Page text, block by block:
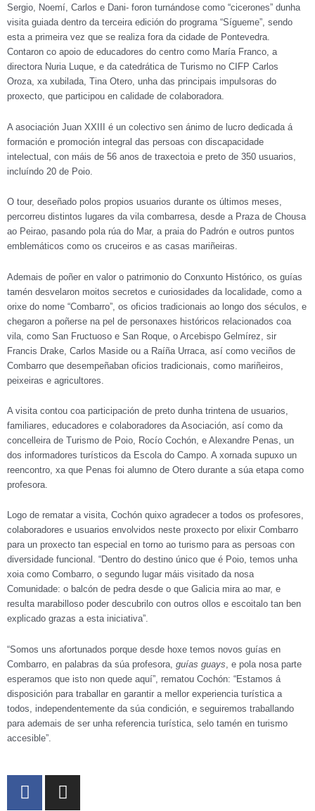
Sergio, Noemí, Carlos e Dani- foron turnándose como “cicerones” dunha
visita guiada dentro da terceira edición do programa “Sígueme”, sendo
esta a primeira vez que se realiza fora da cidade de Pontevedra.
Contaron co apoio de educadores do centro como María Franco, a
directora Nuria Luque, e da catedrática de Turismo no CIFP Carlos
Oroza, xa xubilada, Tina Otero, unha das principais impulsoras do
proxecto, que participou en calidade de colaboradora.
A asociación Juan XXIII é un colectivo sen ánimo de lucro dedicada á
formación e promoción integral das persoas con discapacidade
intelectual, con máis de 56 anos de traxectoia e preto de 350 usuarios,
incluíndo 20 de Poio.
O tour, deseñado polos propios usuarios durante os últimos meses,
percorreu distintos lugares da vila combarresa, desde a Praza de Chousa
ao Peirao, pasando pola rúa do Mar, a praia do Padrón e outros puntos
emblemáticos como os cruceiros e as casas mariñeiras.
Ademais de poñer en valor o patrimonio do Conxunto Histórico, os guías
tamén desvelaron moitos secretos e curiosidades da localidade, como a
orixe do nome “Combarro”, os oficios tradicionais ao longo dos séculos, e
chegaron a poñerse na pel de personaxes históricos relacionados coa
vila, como San Fructuoso e San Roque, o Arcebispo Gelmírez, sir
Francis Drake, Carlos Maside ou a Raíña Urraca, así como veciños de
Combarro que desempeñaban oficios tradicionais, como mariñeiros,
peixeiras e agricultores.
A visita contou coa participación de preto dunha trintena de usuarios,
familiares, educadores e colaboradores da Asociación, así como da
concelleira de Turismo de Poio, Rocío Cochón, e Alexandre Penas, un
dos informadores turísticos da Escola do Campo. A xornada supuxo un
reencontro, xa que Penas foi alumno de Otero durante a súa etapa como
profesora.
Logo de rematar a visita, Cochón quixo agradecer a todos os profesores,
colaboradores e usuarios envolvidos neste proxecto por elixir Combarro
para un proxecto tan especial en torno ao turismo para as persoas con
diversidade funcional. “Dentro do destino único que é Poio, temos unha
xoia como Combarro, o segundo lugar máis visitado da nosa
Comunidade: o balcón de pedra desde o que Galicia mira ao mar, e
resulta marabilloso poder descubrilo con outros ollos e escoitalo tan ben
explicado grazas a esta iniciativa”.
“Somos uns afortunados porque desde hoxe temos novos guías en
Combarro, en palabras da súa profesora, guías guays , e pola nosa parte
esperamos que isto non quede aquí”, rematou Cochón: “Estamos á
disposición para traballar en garantir a mellor experiencia turística a
todos, independentemente da súa condición, e seguiremos traballando
para ademais de ser unha referencia turística, selo tamén en turismo
accesible”.
F
a
I
n